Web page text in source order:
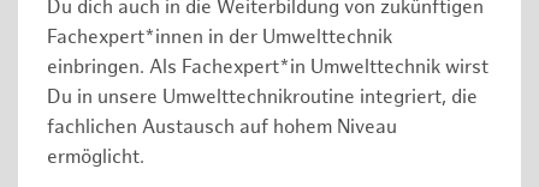
Du dich auch in die Weiterbildung von zukünftigen
Fachexpert*innen in der Umwelttechnik
einbringen. Als Fachexpert*in Umwelttechnik wirst
Du in unsere Umwelttechnikroutine integriert, die
fachlichen Austausch auf hohem Niveau
ermöglicht.